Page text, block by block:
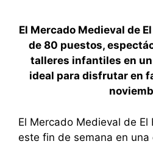
El Mercado Medieval de
de 80 puestos,
talleres infantiles en
ideal para disfrutar en
El Mercado Medieval de El
este fin de semana en una